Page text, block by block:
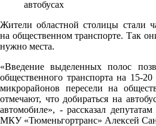
Жители областной столицы стали
на общественном транспорте. Так
нужно места.
«Введение выделенных полос
общественного транспорта на 15-
микрорайонов пересели на
отмечают, что добираться на
автомобиле», - рассказал
МКУ «Тюменьгортранс» Алексей